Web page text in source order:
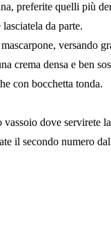
preferite quelli più
da parte.
versando
crema densa e ben
con bocchetta tonda.
vassoio dove servirete
il secondo numero